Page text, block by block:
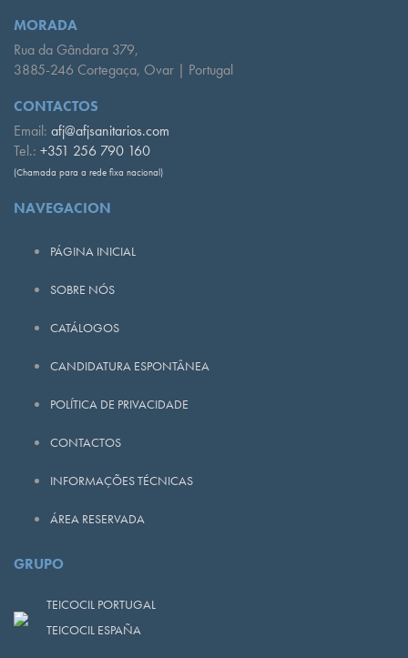
MORADA
Rua da Gândara 379,
3885-246 Cortegaça, Ovar | Portugal
CONTACTOS
Email: afj@afjsanitarios.com
Tel.: +351 256 790 160
(Chamada para a rede fixa nacional)
NAVEGACION
PÁGINA INICIAL
SOBRE NÓS
CATÁLOGOS
CANDIDATURA ESPONTÂNEA
POLÍTICA DE PRIVACIDADE
CONTACTOS
INFORMAÇÕES TÉCNICAS
ÁREA RESERVADA
GRUPO
TEICOCIL PORTUGAL
TEICOCIL ESPAÑA